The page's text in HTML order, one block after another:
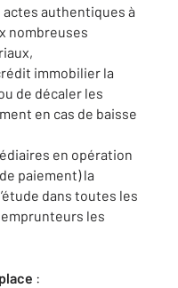
authentiques à
nombreuses
immobilier la
de décaler les
en cas de baisse
en opération
paiement) la
dans toutes les
les
: